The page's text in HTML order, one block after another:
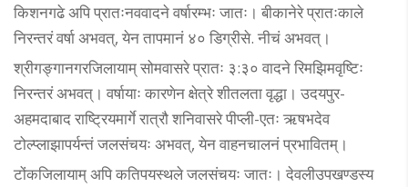
किशनगढे अपि प्रातःनववादने वर्षारम्भः जातः। बीकानेरे प्रातःकाले
निरन्तरं वर्षा अभवत्, येन तापमानं ४० डिग्रीसे. नीचं अभवत्।
श्रीगङ्गानगरजिलायाम् सोमवासरे प्रातः ३:३० वादने रिमझिमवृष्टिः
निरन्तरं अभवत्। वर्षायाः कारणेन क्षेत्रे शीतलता वृद्धा। उदयपुर-
अहमदाबाद राष्ट्रियमार्गे रात्रौ शनिवासरे पीप्ली-एतः ऋषभदेव
टोल्प्लाझापर्यन्तं जलसंचयः अभवत्, येन वाहनचालनं प्रभावितम्।
टोंकजिलायाम् अपि कतिपयस्थले जलसंचयः जातः। देवलीउपखण्डस्य